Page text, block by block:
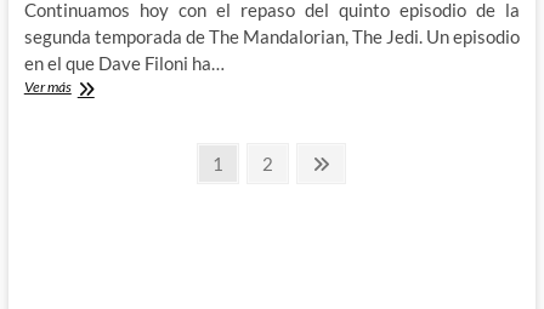
Continuamos hoy con el repaso del quinto episodio de la
segunda temporada de The Mandalorian, The Jedi. Un episodio
en el que Dave Filoni ha…
Ver másThe
Página
1 Página
2